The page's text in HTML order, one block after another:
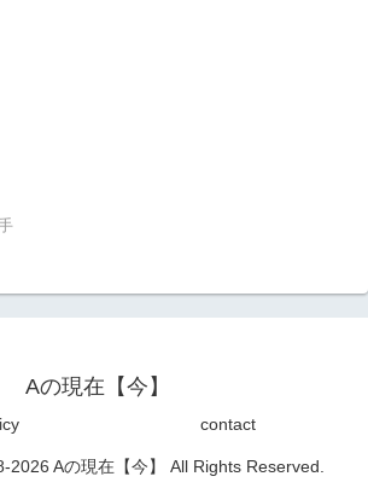
Aの現在【今】
contact
2026 Aの現在【今】 All Rights Reserved.